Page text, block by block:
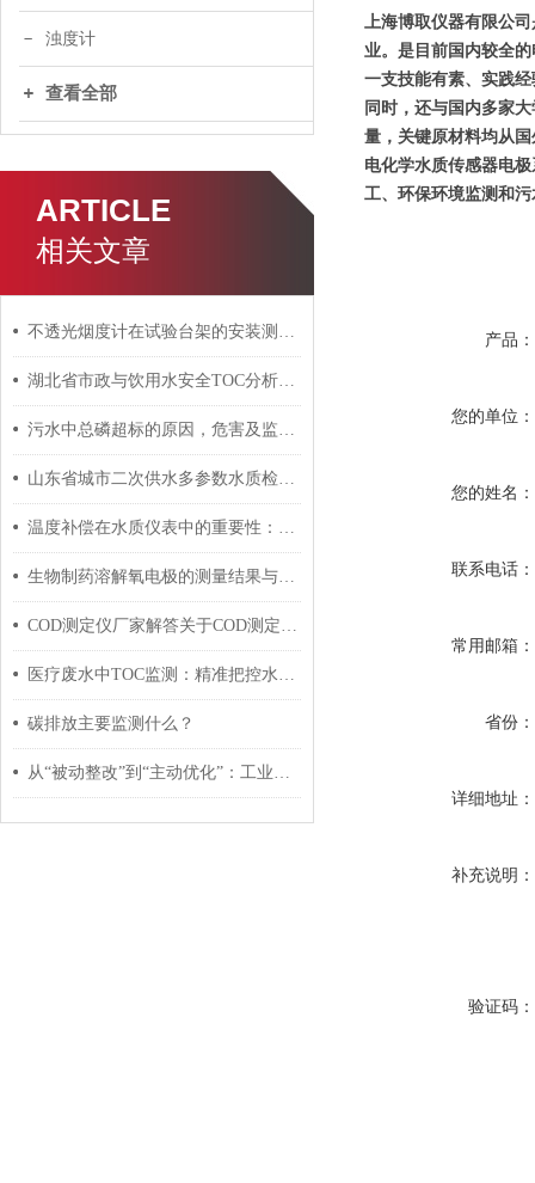
浊度计
查看全部
ARTICLE
相关文章
不透光烟度计在试验台架的安装测量中，需注意哪几点
湖北省市政与饮用水安全TOC分析仪应用探讨
污水中总磷超标的原因，危害及监测方法
山东省城市二次供水多参数水质检测仪数据管理与分析模板
温度补偿在水质仪表中的重要性：pH计与电导率仪应用攻略
生物制药溶解氧电极的测量结果与生物制药过程的关系
COD测定仪厂家解答关于COD测定的几个问题
医疗废水中TOC监测：精准把控水质安全的关键技术
碳排放主要监测什么？
从“被动整改”到“主动优化”：工业电导率传感器应用新趋势
上海博取仪器有限公
业。是目前国内较全
一支技能有素、实践
同时，还与国内多家
量，关键原材料均从
电化学水质传感器电
工、环保环境监测和
产品：
您的单位：
您的姓名：
联系电话：
常用邮箱：
省份：
详细地址：
补充说明：
验证码：